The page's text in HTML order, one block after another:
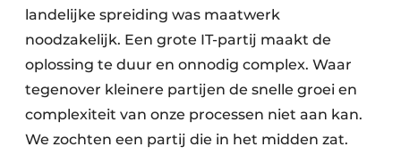
landelijke spreiding was maatwerk
noodzakelijk. Een grote IT-partij maakt de
oplossing te duur en onnodig complex. Waar
tegenover kleinere partijen de snelle groei en
complexiteit van onze processen niet aan kan.
We zochten een partij die in het midden zat.